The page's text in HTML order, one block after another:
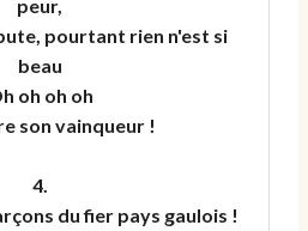
peur,
pourtant rien n'est si
beau
oh oh oh
son vainqueur !
4.
du fier pays gaulois !